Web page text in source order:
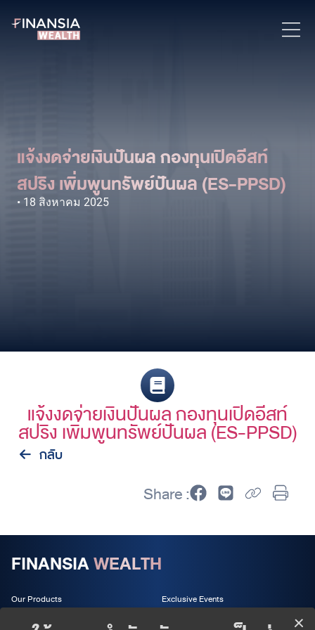
แจ้งงดจ่ายเงินปันผล กองทุนเปิดอีสท์
สปริง เพิ่มพูนทรัพย์ปันผล (ES-PPSD)
18 สิงหาคม 2025
แจ้งงดจ่ายเงินปันผล กองทุนเปิดอีสท์
สปริง เพิ่มพูนทรัพย์ปันผล (ES-PPSD)
กลับ
Share :
FINANSIAWEALTH
Our Products Exclusive Events
Wealth Services About us